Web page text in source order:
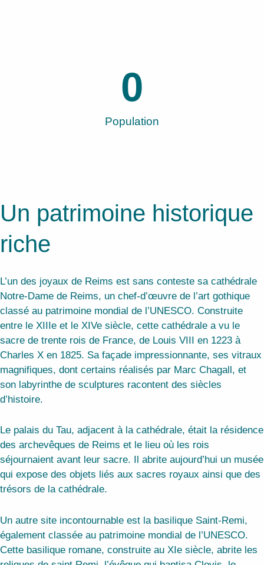
Population
0
Un patrimoine historique
riche
L’un des joyaux de Reims est sans conteste sa cathédrale
Notre-Dame de Reims, un chef-d’œuvre de l’art gothique
classé au patrimoine mondial de l’UNESCO. Construite
entre le XIIIe et le XIVe siècle, cette cathédrale a vu le
sacre de trente rois de France, de Louis VIII en 1223 à
Charles X en 1825. Sa façade impressionnante, ses vitraux
magnifiques, dont certains réalisés par Marc Chagall, et
son labyrinthe de sculptures racontent des siècles
d’histoire.
Le palais du Tau, adjacent à la cathédrale, était la résidence
des archevêques de Reims et le lieu où les rois
séjournaient avant leur sacre. Il abrite aujourd’hui un musée
qui expose des objets liés aux sacres royaux ainsi que des
trésors de la cathédrale.
Un autre site incontournable est la basilique Saint-Remi,
également classée au patrimoine mondial de l’UNESCO.
Cette basilique romane, construite au XIe siècle, abrite les